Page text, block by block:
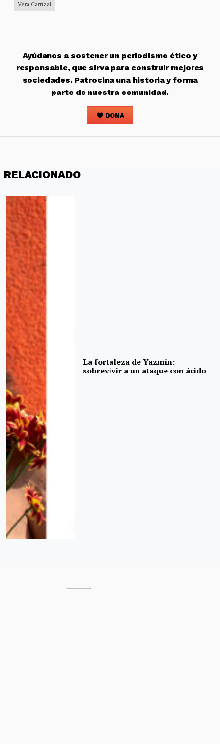
Vera Carrizal
Ayúdanos a sostener un periodismo ético y
responsable, que sirva para construir mejores
sociedades. Patrocina una historia y forma
parte de nuestra comunidad.
DONA
RELACIONADO
La fortaleza de Yazmín:
sobrevivir a un ataque con ácido